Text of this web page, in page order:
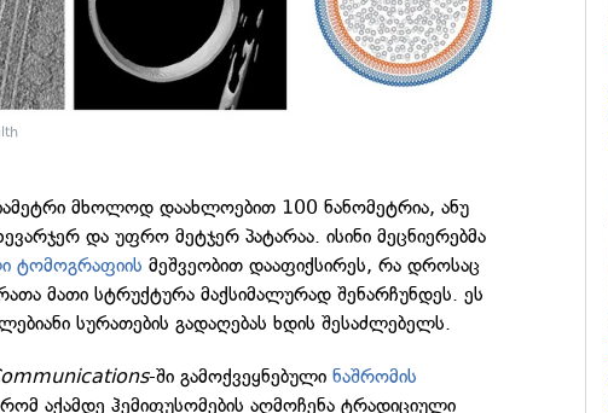
მხოლოდ დაახლოებით 100 ნანომეტრია, ანუ
და უფრო მეტჯერ პატარაა. ისინი მეცნიერებმა
ტომოგრაფიის მეშვეობით დააფიქსირეს, რა დროსაც
მათი სტრუქტურა მაქსიმალურად შენარჩუნდეს. ეს
სურათების გადაღებას ხდის შესაძლებელს.
-ში გამოქვეყნებულინაშრომის
აქამდე ჰემიფუსომების აღმოჩენა ტრადიციული